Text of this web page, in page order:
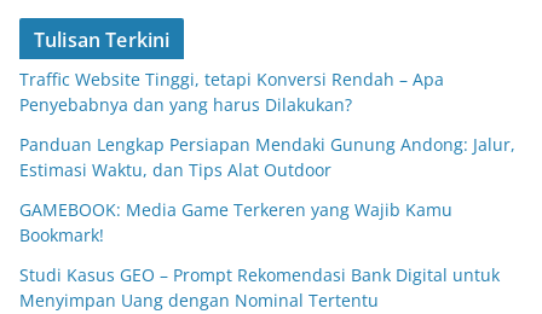
Tulisan Terkini
Traffic Website Tinggi, tetapi Konversi Rendah – Apa
Penyebabnya dan yang harus Dilakukan?
Panduan Lengkap Persiapan Mendaki Gunung Andong: Jalur,
Estimasi Waktu, dan Tips Alat Outdoor
GAMEBOOK: Media Game Terkeren yang Wajib Kamu
Bookmark!
Studi Kasus GEO – Prompt Rekomendasi Bank Digital untuk
Menyimpan Uang dengan Nominal Tertentu